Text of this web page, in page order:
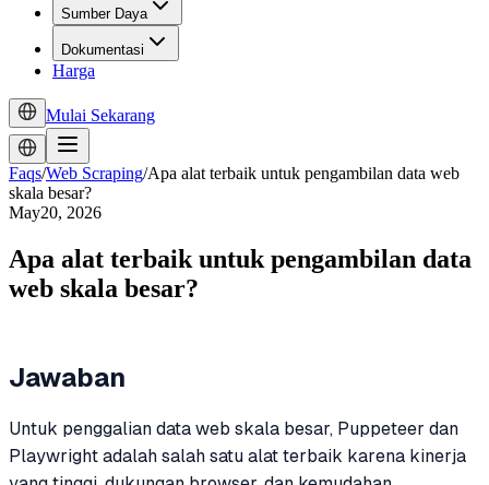
Sumber Daya
Dokumentasi
Harga
Mulai Sekarang
Faqs/Web Scraping/Apa alat terbaik untuk pengambilan data web
skala besar?
May20, 2026
Apa alat terbaik untuk pengambilan data
web skala besar?
Jawaban
Untuk penggalian data web skala besar, Puppeteer dan
Playwright adalah salah satu alat terbaik karena kinerja